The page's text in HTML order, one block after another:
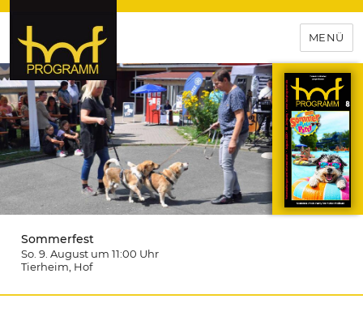
hof-programm – das
Veranstaltungsportal für
Hochfranken
MENÜ
Sommerfest
So. 9. August um 11:00 Uhr
Tierheim , Hof